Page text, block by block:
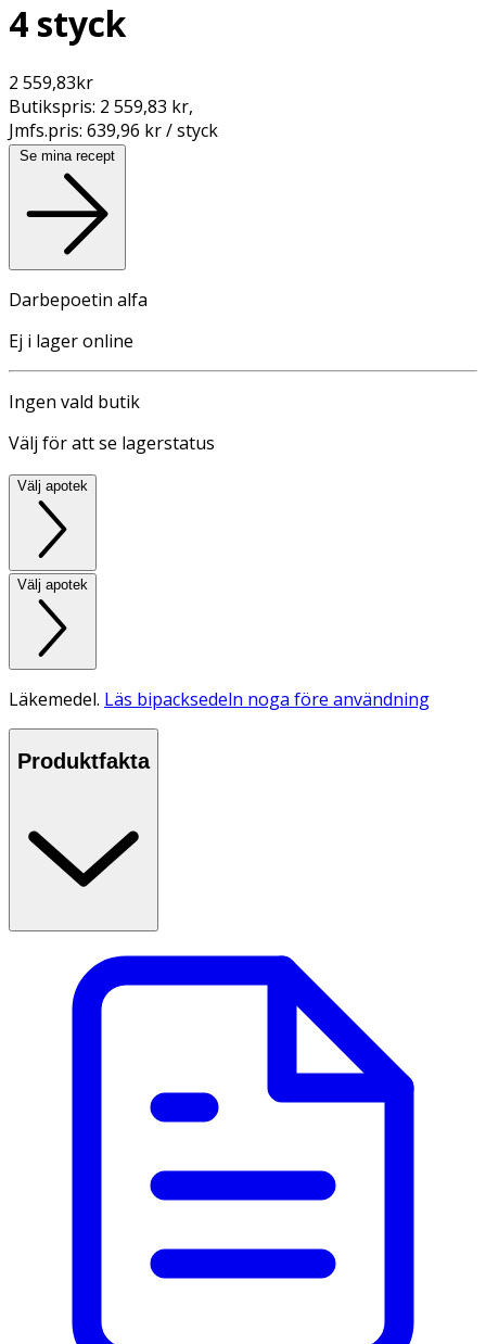
4 styck
2 559,83kr
Butikspris: 2 559,83 kr,
Jmfs.pris: 639,96 kr / styck
Se mina recept
Darbepoetin alfa
Ej i lager online
Ingen vald butik
Välj för att se lagerstatus
Välj apotek
Välj apotek
Läkemedel. Läs bipacksedeln noga före användning
Produktfakta